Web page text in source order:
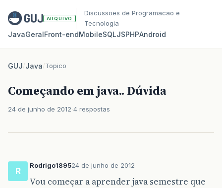
ARQUIVO
Discussoes de Programacao e
Tecnologia
JavaGeralFront‑endMobileSQLJSPHPAndroid
GUJ/Java/Topico
Começando em java.. Dúvida
24 de junho de 2012 4 respostas
R
Rodrigo189524 de junho de 2012
Vou começar a aprender java semestre que